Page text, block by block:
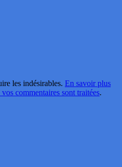
les indésirables. En savoir plus
commentaires sont traitées.